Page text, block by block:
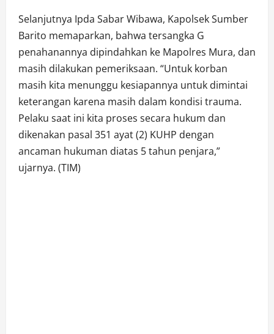
Selanjutnya Ipda Sabar Wibawa, Kapolsek Sumber
Barito memaparkan, bahwa tersangka G
penahanannya dipindahkan ke Mapolres Mura, dan
masih dilakukan pemeriksaan. “Untuk korban
masih kita menunggu kesiapannya untuk dimintai
keterangan karena masih dalam kondisi trauma.
Pelaku saat ini kita proses secara hukum dan
dikenakan pasal 351 ayat (2) KUHP dengan
ancaman hukuman diatas 5 tahun penjara,”
ujarnya. (TIM)